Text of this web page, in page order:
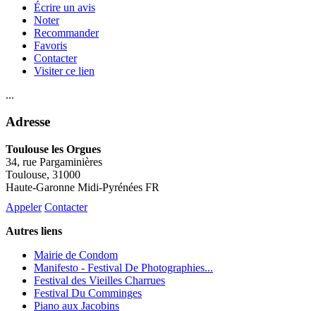
Écrire un avis
Noter
Recommander
Favoris
Contacter
Visiter ce lien
...
Adresse
Toulouse les Orgues
34, rue Pargaminières
Toulouse, 31000
Haute-Garonne Midi-Pyrénées FR
Appeler Contacter
Autres liens
Mairie de Condom
Manifesto - Festival De Photographies...
Festival des Vieilles Charrues
Festival Du Comminges
Piano aux Jacobins